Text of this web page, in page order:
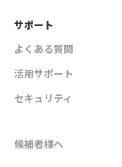
サポート
よくある質問
活用サポート
セキュリティ
候補者様へ